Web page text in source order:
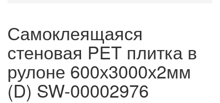
Самоклеящаяся
стеновая PET плитка в
рулоне 600х3000х2мм
(D) SW-00002976